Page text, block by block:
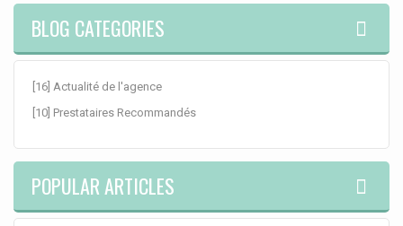
BLOG CATEGORIES
[16] Actualité de l'agence
[10] Prestataires Recommandés
POPULAR ARTICLES